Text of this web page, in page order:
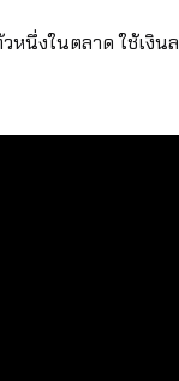
นึ่งในตลาด ใช้เงิน